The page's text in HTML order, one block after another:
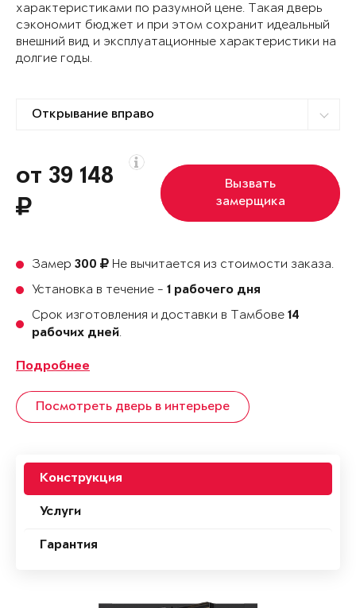
характеристиками по разумной цене. Такая дверь
сэкономит бюджет и при этом сохранит идеальный
внешний вид и эксплуатационные характеристики на
долгие годы.
от 39 148
Вызвать
замерщика
Замер 300
Не вычитается из стоимости заказа.
Установка в течение - 1 рабочего дня
Срок изготовления и доставки в Тамбове 14
рабочих дней.
Подробнее
Посмотреть дверь в интерьере
Конструкция
Услуги
Гарантия